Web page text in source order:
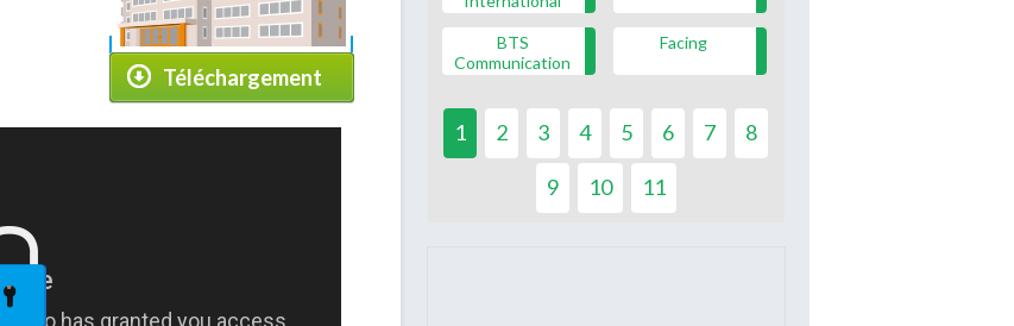
Téléchargement
BTS
Communication
Facing
1 2 3 4 5 6 7 8
9 10 11